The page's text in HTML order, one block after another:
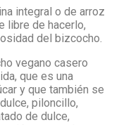
integral o de arroz
libre de hacerlo,
del bizcocho.
vegano casero
que es una
y que también se
piloncillo,
de dulce,